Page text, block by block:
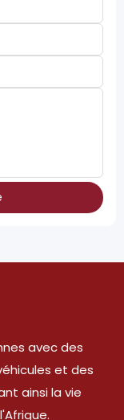
avec des
et des
ainsi la vie